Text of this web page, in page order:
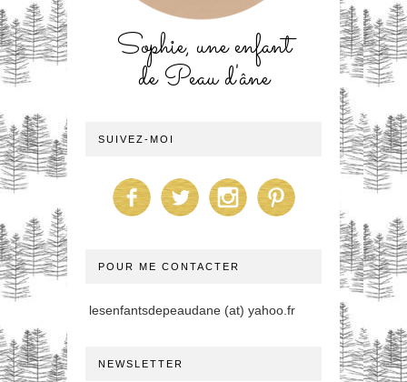
Sophie, une enfant
de Peau d'âne
SUIVEZ-MOI
POUR ME CONTACTER
lesenfantsdepeaudane (at) yahoo.fr
NEWSLETTER